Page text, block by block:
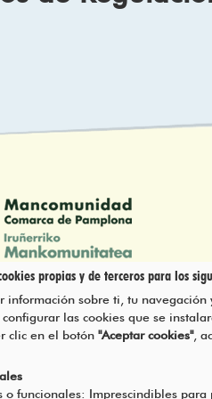
444
propias y de terceros para los
información sobre ti, tu
configurar las cookies que se
clic en el botón"Aceptar cookies",
o funcionales: Imprescindibles